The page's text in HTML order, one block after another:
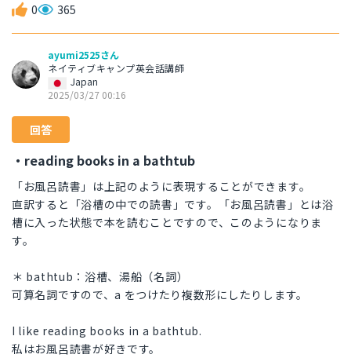
0 365
ayumi2525さん
ネイティブキャンプ英会話講師
Japan
2025/03/27 00:16
回答
・reading books in a bathtub
「お風呂読書」は上記のように表現することができます。
直訳すると「浴槽の中での読書」です。「お風呂読書」とは浴
槽に入った状態で本を読むことですので、このようになりま
す。
＊ bathtub：浴槽、湯船（名詞）
可算名詞ですので、a をつけたり複数形にしたりします。
I like reading books in a bathtub.
私はお風呂読書が好きです。